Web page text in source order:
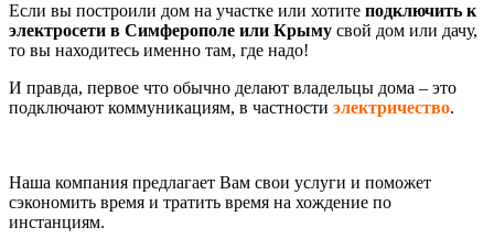
Если вы построили дом на участке или хотите подключить к
электросети в Симферополе или Крыму свой дом или дачу,
то вы находитесь именно там, где надо!
И правда, первое что обычно делают владельцы дома – это
подключают коммуникациям, в частности электричество.
Наша компания предлагает Вам свои услуги и поможет
сэкономить время и тратить время на хождение по
инстанциям.